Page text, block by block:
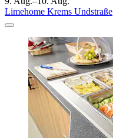
Limehome Krems Undstraße